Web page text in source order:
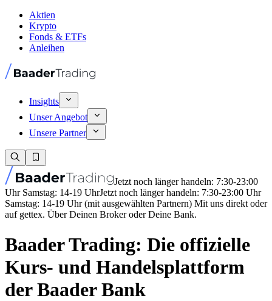
Aktien
Krypto
Fonds & ETFs
Anleihen
Insights
Unser Angebot
Unsere Partner
Jetzt noch länger handeln: 7:30-23:00
Uhr Samstag: 14-19 UhrJetzt noch länger handeln: 7:30-23:00 Uhr
Samstag: 14-19 Uhr (mit ausgewählten Partnern) Mit uns direkt oder
auf gettex. Über Deinen Broker oder Deine Bank.
Baader Trading: Die offizielle
Kurs- und Handelsplattform
der Baader Bank